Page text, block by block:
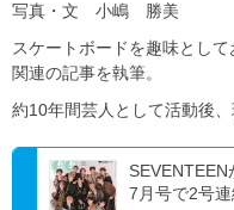
写真・文 小嶋 勝美
スケートボードを趣味とし
関連の記事を執筆。
約10年間芸人として活動後
SEVENTEEN
7月号で2号連